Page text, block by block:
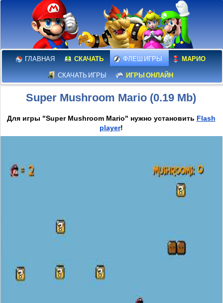
ГЛАВНАЯ СКАЧАТЬ ФЛЕШ ИГРЫ МАРИО
СКАЧАТЬ ИГРЫ ИГРЫ ОНЛАЙН
Super Mushroom Mario (0.19 Mb)
Для игры "Super Mushroom Mario" нужно установить Flash
player!